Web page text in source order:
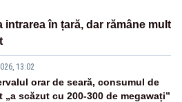
intrarea în țară, dar rămâne mult
13:02
orar de seară, consumul de
„a scăzut cu 200-300 de megawați”